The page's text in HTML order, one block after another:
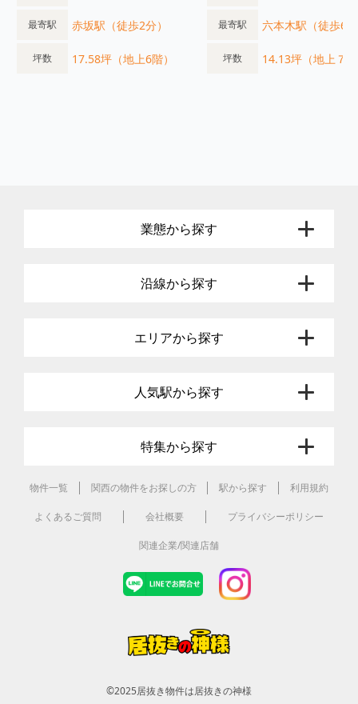
最寄駅 赤坂駅（徒歩2分）
坪数 17.58坪（地上6階）
最寄駅 六本木駅（徒歩6
坪数 14.13坪（地上７
業態から探す
沿線から探す
エリアから探す
人気駅から探す
特集から探す
物件一覧 関西の物件をお探しの方 駅から探す 利用規約
よくあるご質問 会社概要 プライバシーポリシー
関連企業/関連店舗
©2025居抜き物件は居抜きの神様